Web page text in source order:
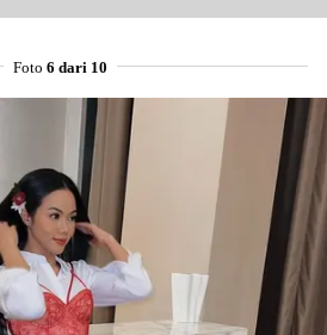
Foto 6 dari 10